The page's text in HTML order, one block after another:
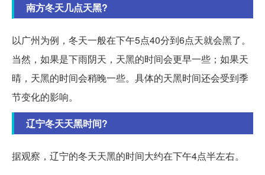
南方冬天几点天黑?
以广州为例，冬天一般在下午5点40分到6点天就会黑了。
当然，如果是下雨阴天，天黑的时间会更早一些；如果天
晴，天黑的时间会稍晚一些。具体的天黑时间还会受到季
节变化的影响。
辽宁冬天天黑时间?
据观察，辽宁的冬天天黑的时间大约在下午4点半左右。